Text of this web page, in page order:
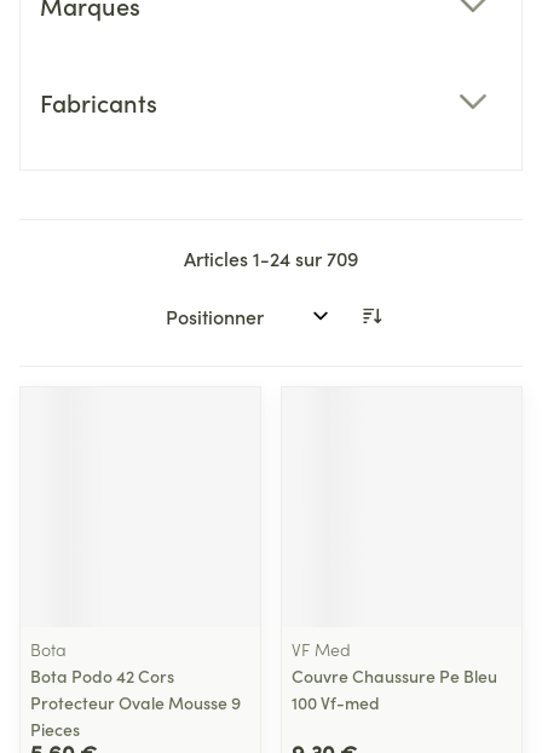
Fabricants
Articles1-24sur709
Trier par:
Bota
Bota Podo 42 Cors
Protecteur Ovale Mousse 9
Pieces
VF Med
Couvre Chaussure Pe Bleu
100 Vf-med